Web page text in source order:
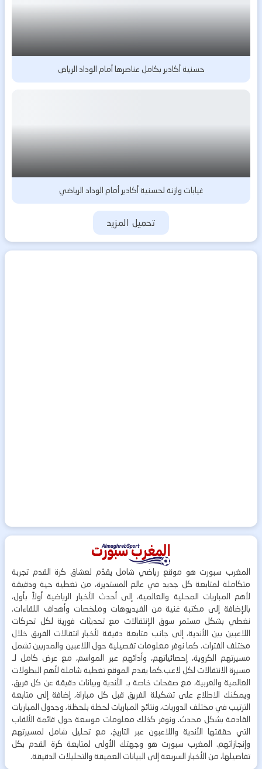
حسنية أكادير بكامل عناصرها أمام الوداد الرياض
غيابات وازنة لحسنية أكادير أمام الوداد الرياضي
تحميل المزيد
المغرب سبورت هو موقع رياضي شامل يقدّم لعشاق كرة القدم تجربة
متكاملة لمتابعة كل جديد في عالم المستديرة، من تغطية حية ودقيقة
لأهم المباريات المحلية والعالمية، إلى أحدث الأخبار الرياضية أولاً بأول،
بالإضافة إلى مكتبة غنية من الفيديوهات وملخصات وأهداف اللقاءات.
نغطي بشكل مستمر سوق الإنتقالات مع تحديثات فورية لكل تحركات
اللاعبين بين الأندية، إلى جانب متابعة دقيقة لأخبار انتقالات الفريق خلال
مختلف الفترات. كما نوفر معلومات تفصيلية حول اللاعبين والمدربين تشمل
مسيرتهم الكروية، إحصائياتهم، وأدائهم عبر المواسم، مع عرض كامل لـ
مسيرة الانتقالات لكل لاعب.كما يقدم الموقع تغطية شاملة لأهم البطولات
العالمية والعربية، مع صفحات خاصة بـ الأندية وبيانات دقيقة عن كل فريق.
ويمكنك الاطلاع على تشكيلة الفريق قبل كل مباراة، إضافة إلى متابعة
الترتيب في مختلف الدوريات، ونتائج المباريات لحظة بلحظة، وجدول المباريات
القادمة بشكل محدث. ونوفر كذلك معلومات موسعة حول قائمة الألقاب
التي حققتها الأندية واللاعبون عبر التاريخ، مع تحليل شامل لمسيرتهم
وإنجازاتهم. المغرب سبورت هو وجهتك الأولى لمتابعة كرة القدم بكل
تفاصيلها، من الأخبار السريعة إلى البيانات العميقة والتحليلات الدقيقة.